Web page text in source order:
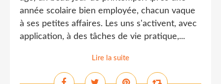
année scolaire bien employée, chacun vaque
à ses petites affaires. Les uns s'activent, avec
application, à des tâches de vie pratique,...
Lire la suite